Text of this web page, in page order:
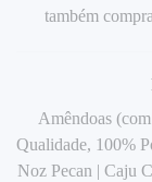
também
Amêndoas
Qualidade, 100%
Noz Pecan | Caju